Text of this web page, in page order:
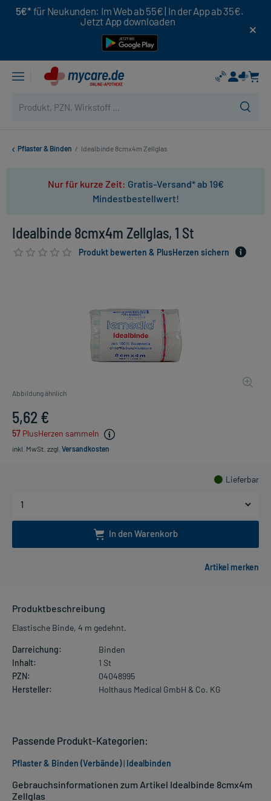
5€* für Neukunden: Im Web ab 55€ | In der App ab 35€.
Jetzt App downloaden
Pflaster & Binden / Idealbinde 8cmx4m Zellglas
Nur für kurze Zeit: Gratis-Versand* ab 19€
Mindestbestellwert!
Idealbinde 8cmx4m Zellglas, 1 St
Produkt bewerten & PlusHerzen sichern
Abbildung ähnlich
5,62 €
57 PlusHerzen sammeln
inkl. MwSt. zzgl. Versandkosten
Lieferbar
In den Warenkorb
Produktbeschreibung
Elastische Binde, 4 m gedehnt.
Darreichung:
Binden
Inhalt:
1 St
PZN:
04048995
Hersteller:
Holthaus Medical GmbH & Co. KG
Gebrauchsinformationen zum Artikel Idealbinde 8cmx4m
Zellglas
Passende Produkt-Kategorien:
Pflaster & Binden (Verbände)| Idealbinden